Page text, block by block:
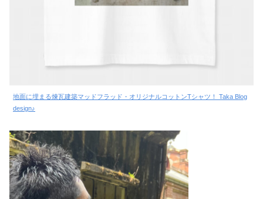
地面に埋まる煉瓦建築マッドフラッド・オリジナルコットンTシャツ！ Taka Blog
design♪